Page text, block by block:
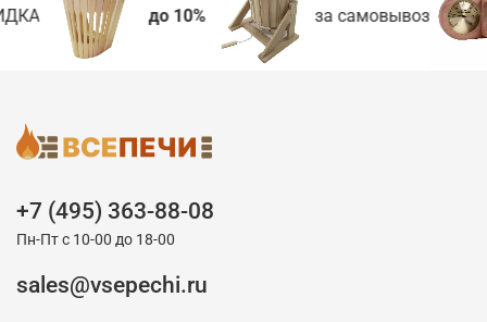
до 10% за самовывоз
+7 (495) 363-88-08
Пн-Пт с 10-00 до 18-00
sales@vsepechi.ru